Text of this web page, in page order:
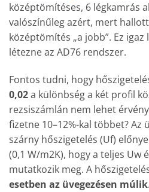
középtömítéses, 6 légkamrás
valószínűleg azért, mert
középtömítés „a jobb”. Ez
létezne az AD76 rendszer.
Fontos tudni, hogy
0,02a különbség a két profil
rezsiszámlán nem lehet
fizetne 10–12%-kal többet? Az
szárny hőszigetelés (Uf)
(0,1 W/m2K), hogy a teljes Uw
mutatkozik meg. A
esetben az üvegezésen múlik.